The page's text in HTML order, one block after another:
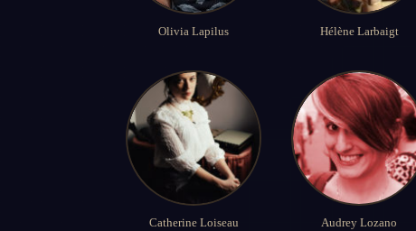
Olivia Lapilus Hélène Larbaigt
Catherine Loiseau Audrey Lozano